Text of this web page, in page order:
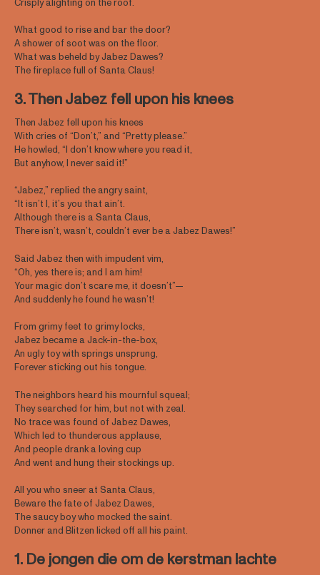
What good to rise and bar the door?
A shower of soot was on the floor.
What was beheld by Jabez Dawes?
The fireplace full of Santa Claus!
3. Then Jabez fell upon his knees
Then Jabez fell upon his knees
With cries of “Don’t,” and “Pretty please.”
He howled, “I don’t know where you read it,
But anyhow, I never said it!”
“Jabez,” replied the angry saint,
“It isn’t I, it’s you that ain’t.
Although there is a Santa Claus,
There isn’t, wasn’t, couldn’t ever be a Jabez Dawes!”
Said Jabez then with impudent vim,
“Oh, yes there is; and I am him!
Your magic don’t scare me, it doesn’t”—
And suddenly he found he wasn’t!
From grimy feet to grimy locks,
Jabez became a Jack-in-the-box,
An ugly toy with springs unsprung,
Forever sticking out his tongue.
The neighbors heard his mournful squeal;
They searched for him, but not with zeal.
No trace was found of Jabez Dawes,
Which led to thunderous applause,
And people drank a loving cup
And went and hung their stockings up.
All you who sneer at Santa Claus,
Beware the fate of Jabez Dawes,
The saucy boy who mocked the saint.
Donner and Blitzen licked off all his paint.
1. De jongen die om de kerstman lachte